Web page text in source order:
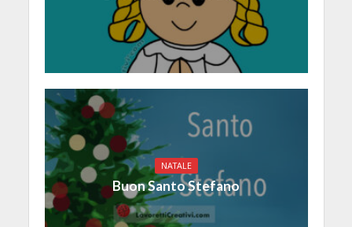
NATALE
Buon Santo Stefano